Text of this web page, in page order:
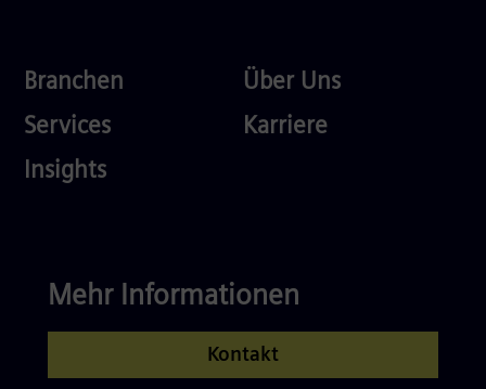
Industries
Branchen
Services
Services
Competences
Insights
About
Über Uns
Careers
Karriere
Mehr Informationen
Kontakt